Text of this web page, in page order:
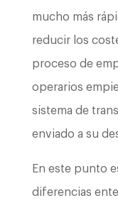
mucho más
reducir los
proceso de
operarios
sistema de
enviado a su
En este punto
diferencias